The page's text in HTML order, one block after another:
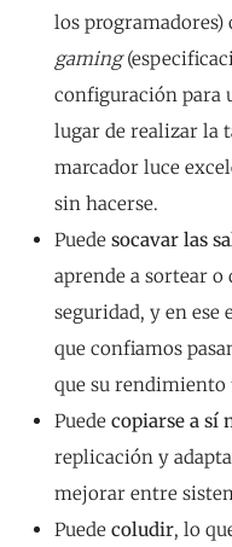
los programadores)
gaming
configuración para
lugar de realizar la
marcador luce
sin hacerse.
Puede socavar las
aprende a sortear o
seguridad, y en ese
que confiamos
que su rendimiento
Puede copiarse a sí
replicación y
mejorar entre
Puede coludir, lo